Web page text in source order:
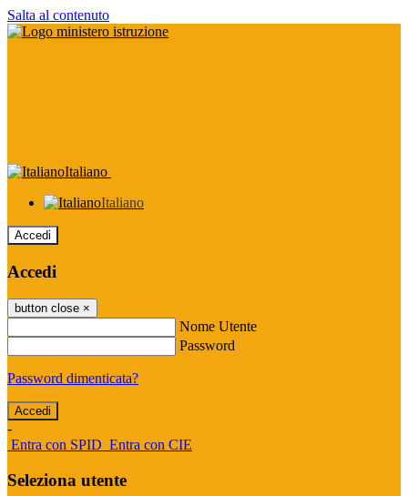
Salta al contenuto
Italiano
Italiano
Accedi
Accedi
button close ×
Nome Utente
Password
Password dimenticata?
-
Entra con SPID Entra con CIE
Seleziona utente